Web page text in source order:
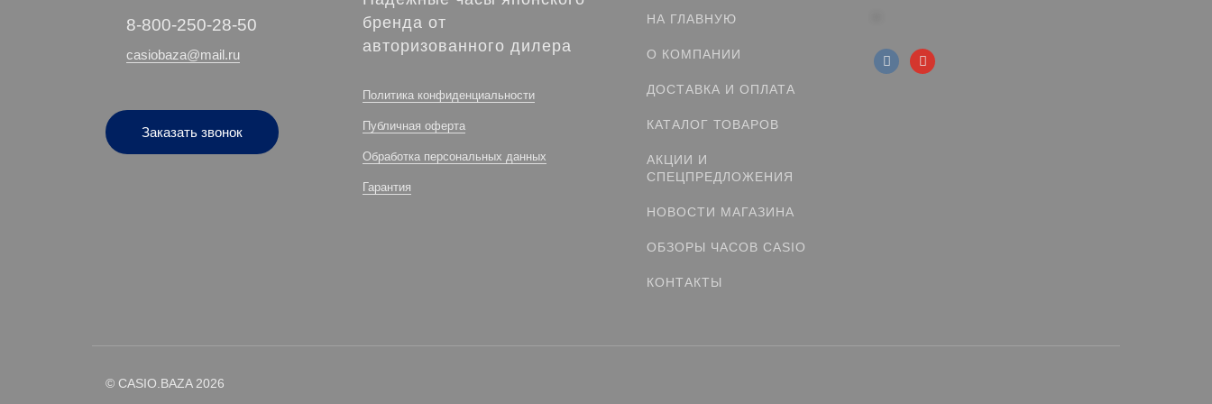
‭8-800-250-28-50
casiobaza@mail.ru
Заказать звонок
бренда от
авторизованного дилера
Политика конфиденциальности
Публичная оферта
Обработка персональных данных
Гарантия
НА ГЛАВНУЮ
О КОМПАНИИ
ДОСТАВКА И ОПЛАТА
КАТАЛОГ ТОВАРОВ
АКЦИИ И
СПЕЦПРЕДЛОЖЕНИЯ
НОВОСТИ МАГАЗИНА
ОБЗОРЫ ЧАСОВ CASIO
КОНТАКТЫ
© CASIO.BAZA 2026